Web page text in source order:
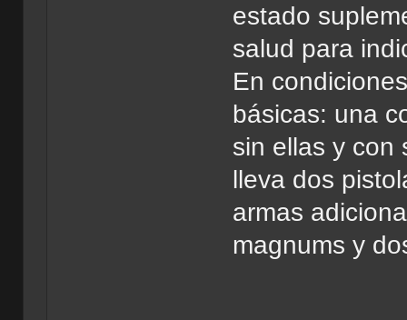
estado
salud para
En
básicas: una
sin ellas y con
lleva dos
armas
magnums y